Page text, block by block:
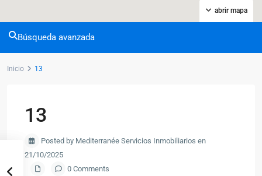
abrir mapa
Búsqueda avanzada
Inicio 13
13
Posted by Mediterranée Servicios Inmobiliarios en
21/10/2025
0 Comments